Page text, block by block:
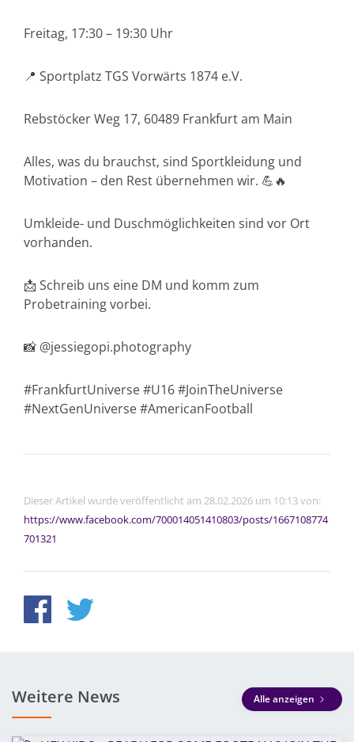
Freitag, 17:30 – 19:30 Uhr
📍 Sportplatz TGS Vorwärts 1874 e.V.
Rebstöcker Weg 17, 60489 Frankfurt am Main
Alles, was du brauchst, sind Sportkleidung und
Motivation – den Rest übernehmen wir. 💪🔥
Umkleide- und Duschmöglichkeiten sind vor Ort
vorhanden.
📩 Schreib uns eine DM und komm zum
Probetraining vorbei.
📸 @jessiegopi.photography
#FrankfurtUniverse #U16 #JoinTheUniverse
#NextGenUniverse #AmericanFootball
Dieser Artikel wurde veröffentlicht am 28.02.2026 um 10:13 von:
https://www.facebook.com/700014051410803/posts/1667108774
701321
Weitere News Alle anzeigen